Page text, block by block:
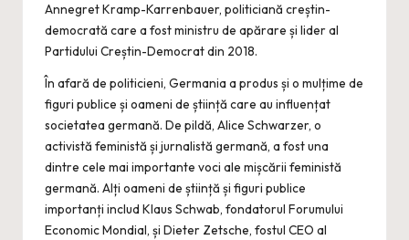
Annegret Kramp-Karrenbauer, politiciană creștin-
democrată care a fost ministru de apărare și lider al
Partidului Creștin-Democrat din 2018.
În afară de politicieni, Germania a produs și o mulțime de
figuri publice și oameni de știință care au influențat
societatea germană. De pildă, Alice Schwarzer, o
activistă feministă și jurnalistă germană, a fost una
dintre cele mai importante voci ale mișcării feministă
germană. Alți oameni de știință și figuri publice
importanți includ Klaus Schwab, fondatorul Forumului
Economic Mondial, și Dieter Zetsche, fostul CEO al